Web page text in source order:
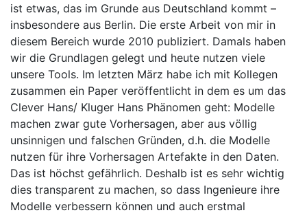
ist etwas, das im Grunde aus Deutschland kommt –
insbesondere aus Berlin. Die erste Arbeit von mir in
diesem Bereich wurde 2010 publiziert. Damals haben
wir die Grundlagen gelegt und heute nutzen viele
unsere Tools. Im letzten März habe ich mit Kollegen
zusammen ein Paper veröffentlicht in dem es um das
Clever Hans/ Kluger Hans Phänomen geht: Modelle
machen zwar gute Vorhersagen, aber aus völlig
unsinnigen und falschen Gründen, d.h. die Modelle
nutzen für ihre Vorhersagen Artefakte in den Daten.
Das ist höchst gefährlich. Deshalb ist es sehr wichtig
dies transparent zu machen, so dass Ingenieure ihre
Modelle verbessern können und auch erstmal